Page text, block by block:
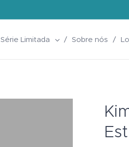
Série Limitada Sobre nós